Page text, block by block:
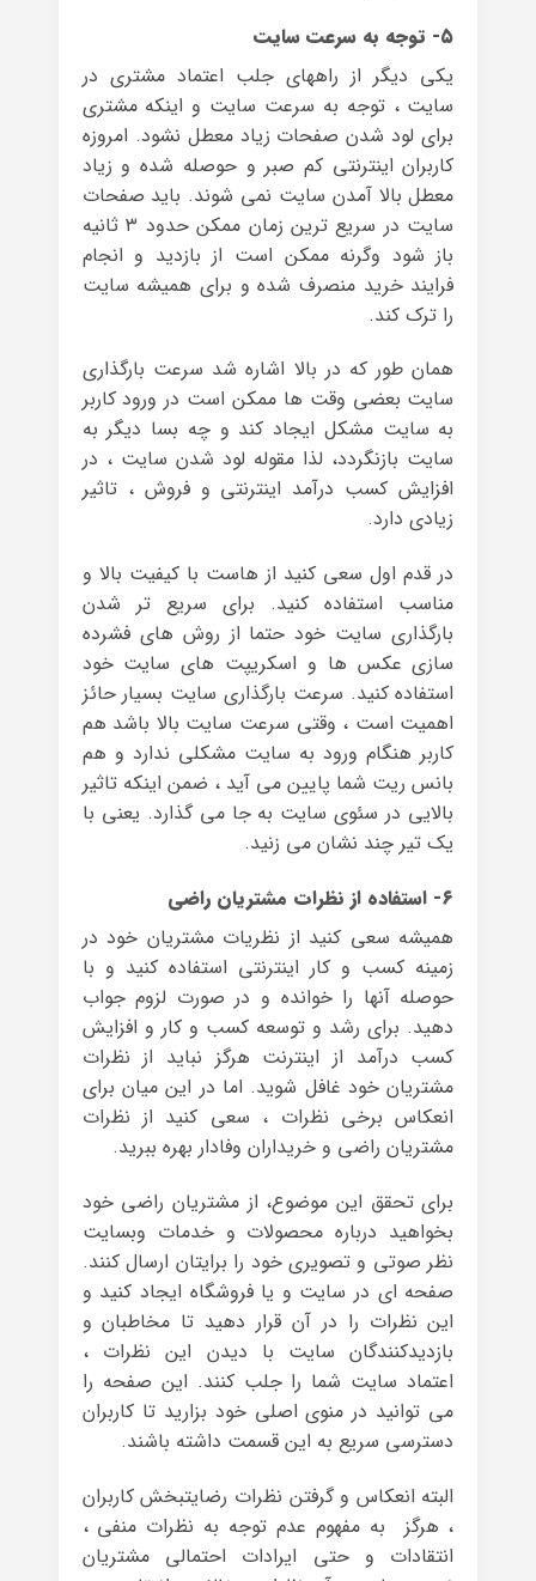
۵- توجه به سرعت سایت
یکی دیگر از راههای جلب اعتماد مشتری در
سایت ، توجه به سرعت سایت و اینکه مشتری
برای لود شدن صفحات زیاد معطل نشود. امروزه
کاربران اینترنتی کم صبر و حوصله شده و زیاد
معطل بالا آمدن سایت نمی شوند. باید صفحات
سایت در سریع ترین زمان ممکن حدود ۳ ثانیه
باز شود وگرنه ممکن است از بازدید و انجام
فرایند خرید منصرف شده و برای همیشه سایت
را ترک کند.
همان طور که در بالا اشاره شد سرعت بارگذاری
سایت بعضی وقت ها ممکن است در ورود کاربر
به سایت مشکل ایجاد کند و چه بسا دیگر به
سایت بازنگردد، لذا مقوله لود شدن سایت ، در
افزایش کسب درآمد اینترنتی و فروش ، تاثیر
زیادی دارد.
در قدم اول سعی کنید از هاست با کیفیت بالا و
مناسب استفاده کنید. برای سریع تر شدن
بارگذاری سایت خود حتما از روش های فشرده
سازی عکس ها و اسکریپت های سایت خود
استفاده کنید. سرعت بارگذاری سایت بسیار حائز
اهمیت است ، وقتی سرعت سایت بالا باشد هم
کاربر هنگام ورود به سایت مشکلی ندارد و هم
بانس ریت شما پایین می آید ، ضمن اینکه تاثیر
بالایی در سئوی سایت به جا می گذارد. یعنی با
یک تیر چند نشان می زنید.
۶- استفاده از نظرات مشتریان راضی
همیشه سعی کنید از نظریات مشتریان خود در
زمینه کسب و کار اینترنتی استفاده کنید و با
حوصله آنها را خوانده و در صورت لزوم جواب
دهید. برای رشد و توسعه کسب و کار و افزایش
کسب درآمد از اینترنت هرگز نباید از نظرات
مشتریان خود غافل شوید. اما در این میان برای
انعکاس برخی نظرات ، سعی کنید از نظرات
مشتریان راضی و خریداران وفادار بهره ببرید.
برای تحقق این موضوع، از مشتریان راضی خود
بخواهید درباره محصولات و خدمات وبسایت
نظر صوتی و تصویری خود را برایتان ارسال کنند.
صفحه ای در سایت و یا فروشگاه ایجاد کنید و
این نظرات را در آن قرار دهید تا مخاطبان و
بازدیدکنندگان سایت با دیدن این نظرات ،
اعتماد سایت شما را جلب کنند. این صفحه را
می توانید در منوی اصلی خود بزارید تا کاربران
دسترسی سریع به این قسمت داشته باشند.
البته انعکاس و گرفتن نظرات رضایتبخش کاربران
، هرگز به مفهوم عدم توجه به نظرات منفی ،
انتقادات و حتی ایرادات احتمالی مشتریان